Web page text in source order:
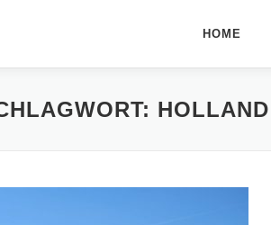
HOME
HOLLAND